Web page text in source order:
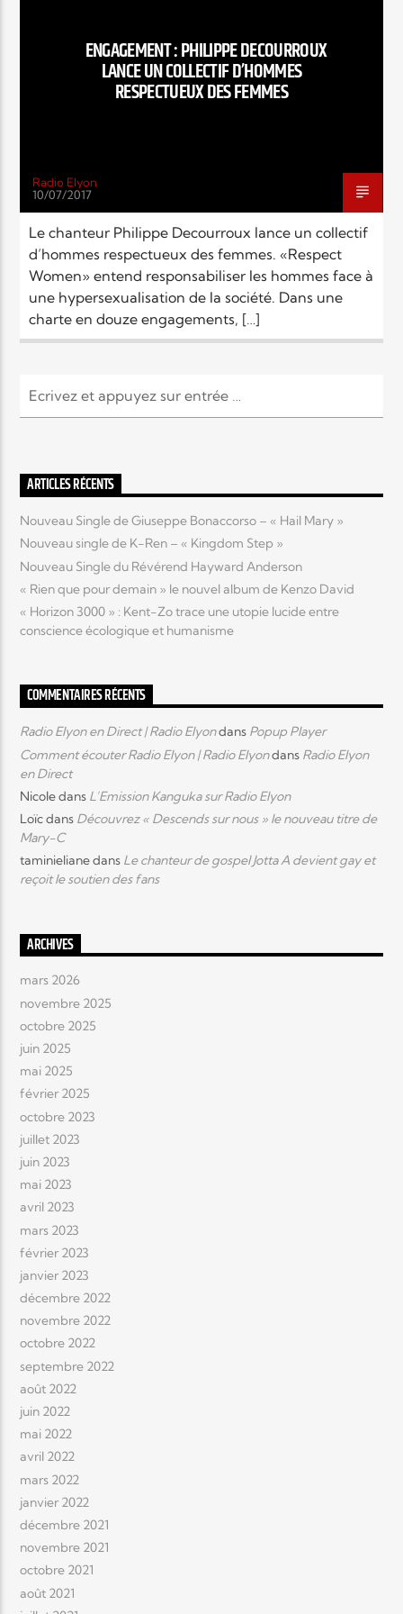
Radio Elyon
Elyon Rhema
Elyon Kids
ENGAGEMENT : PHILIPPE DECOURROUX
LANCE UN COLLECTIF D’HOMMES
RESPECTUEUX DES FEMMES
Radio Elyon
10/07/2017
Le chanteur Philippe Decourroux lance un collectif
d’hommes respectueux des femmes. «Respect
Women» entend responsabiliser les hommes face à
une hypersexualisation de la société. Dans une
charte en douze engagements, […]
ARTICLES RÉCENTS
Nouveau Single de Giuseppe Bonaccorso – « Hail Mary »
Nouveau single de K-Ren – « Kingdom Step »
Nouveau Single du Révérend Hayward Anderson
« Rien que pour demain » le nouvel album de Kenzo David
« Horizon 3000 » : Kent-Zo trace une utopie lucide entre
conscience écologique et humanisme
COMMENTAIRES RÉCENTS
Radio Elyon en Direct | Radio Elyondans Popup Player
Comment écouter Radio Elyon | Radio Elyondans Radio Elyon
en Direct
Nicoledans L’Emission Kanguka sur Radio Elyon
Loïcdans Découvrez « Descends sur nous » le nouveau titre de
Mary-C
taminielianedans Le chanteur de gospel Jotta A devient gay et
reçoit le soutien des fans
ARCHIVES
mars 2026
novembre 2025
octobre 2025
juin 2025
mai 2025
février 2025
octobre 2023
juillet 2023
juin 2023
mai 2023
avril 2023
mars 2023
février 2023
janvier 2023
décembre 2022
novembre 2022
octobre 2022
septembre 2022
août 2022
juin 2022
mai 2022
avril 2022
mars 2022
janvier 2022
décembre 2021
novembre 2021
octobre 2021
août 2021